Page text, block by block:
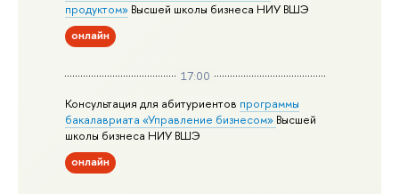
продуктом» Высшей школы бизнеса НИУ ВШЭ
онлайн
17:00
Консультация для абитуриентов программы
бакалавриата «Управление бизнесом» Высшей
школы бизнеса НИУ ВШЭ
онлайн